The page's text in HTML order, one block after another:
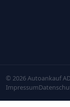
© 2026 Autoankauf
Impressum